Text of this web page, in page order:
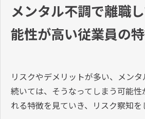
メンタル不調で離職
能性が高い従業員の
リスクやデメリットが多い、メンタ
続いては、そうなってしまう可能
れる特徴を見ていき、リスク察知を